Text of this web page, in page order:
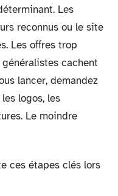
Les
reconnus ou le site
Les offres trop
cachent
lancer, demandez
logos, les
Le moindre
ces étapes clés lors